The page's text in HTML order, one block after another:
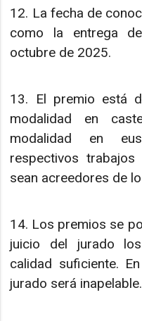
12. La fecha de
como la entrega
octubre de 2025.
13. El premio está
modalidad en
modalidad en
respectivos
sean acreedores de
14. Los premios se
juicio del jurado
calidad suficiente.
jurado será inapelable.